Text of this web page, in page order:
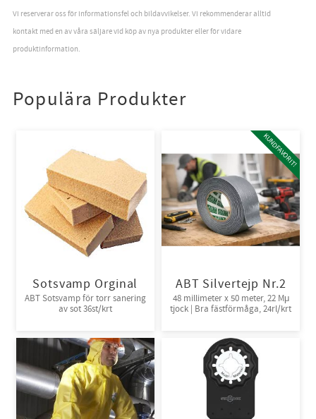
par/krt
Vi reserverar oss för informationsfel och bildavvikelser. Vi rekommenderar alltid
kontakt med en av våra säljare vid köp av nya produkter eller för vidare
produktinformation.
Populära Produkter
Sotsvamp Orginal
ABT Sotsvamp för torr sanering
av sot 36st/krt
ABT Silvertejp Nr.2
48 millimeter x 50 meter, 22 Mμ
tjock | Bra fästförmåga, 24rl/krt
KUNDFAVORIT!